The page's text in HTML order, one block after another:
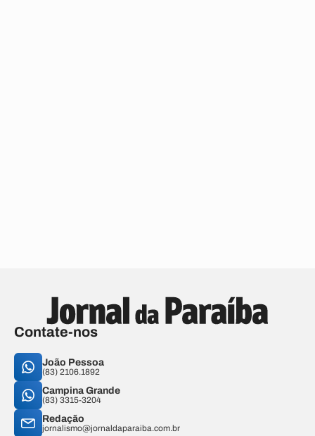
Contate-nos
João Pessoa
(83) 2106.1892
Campina Grande
(83) 3315-3204
Redação
jornalismo@jornaldaparaiba.com.br